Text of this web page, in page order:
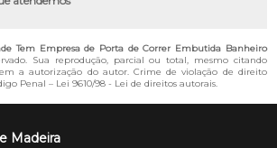
Tem Empresa de Porta de Correr Embutida Banheiro
Sua reprodução, parcial ou total, mesmo citando
a autorização do autor. Crime de violação de direito
Penal – Lei 9610/98 - Lei de direitos autorais.
Madeira